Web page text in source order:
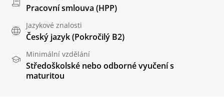
Pracovní smlouva (HPP)
Jazykové znalosti
Český jazyk(Pokročilý B2)
Minimální vzdělání
Středoškolské nebo odborné vyučení s
maturitou